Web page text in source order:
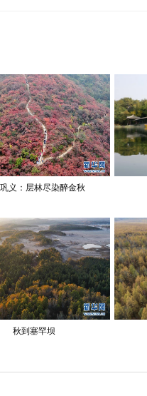
义：层林尽染醉金秋
秋到塞罕坝